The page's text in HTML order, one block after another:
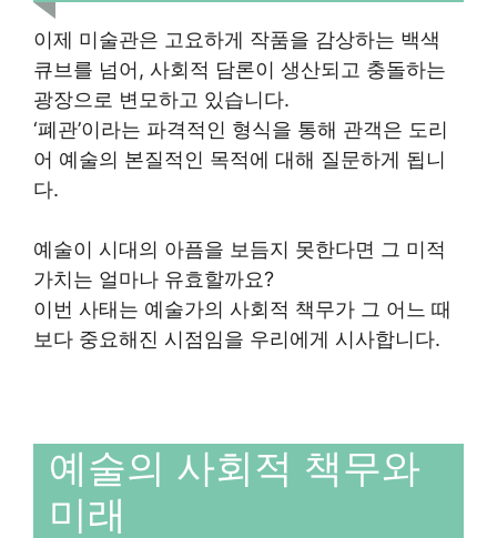
이제 미술관은 고요하게 작품을 감상하는 백색
큐브를 넘어, 사회적 담론이 생산되고 충돌하는
광장으로 변모하고 있습니다.
‘폐관’이라는 파격적인 형식을 통해 관객은 도리
어 예술의 본질적인 목적에 대해 질문하게 됩니
다.
예술이 시대의 아픔을 보듬지 못한다면 그 미적
가치는 얼마나 유효할까요?
이번 사태는 예술가의 사회적 책무가 그 어느 때
보다 중요해진 시점임을 우리에게 시사합니다.
예술의 사회적 책무와
미래